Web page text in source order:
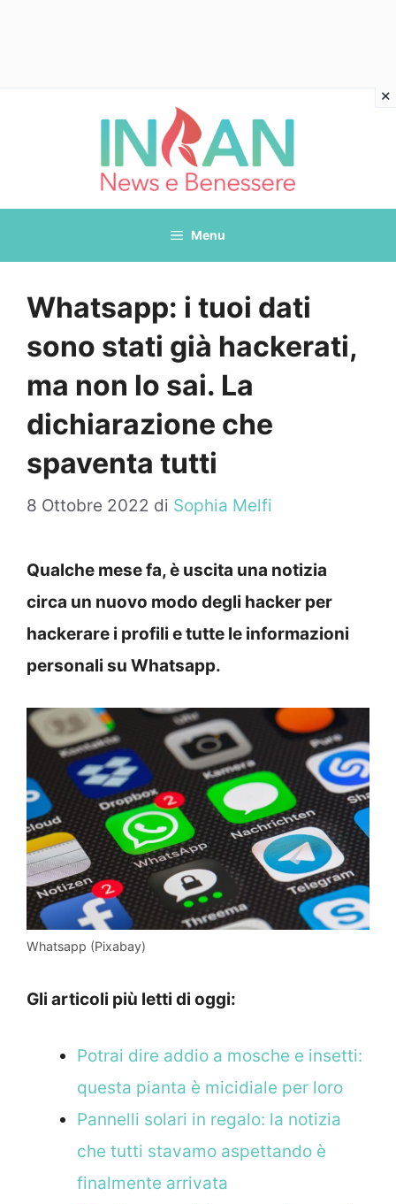
Menu
Whatsapp: i tuoi dati
sono stati già hackerati,
ma non lo sai. La
dichiarazione che
spaventa tutti
8 Ottobre 2022 di Sophia Melfi
Qualche mese fa, è uscita una notizia
circa un nuovo modo degli hacker per
hackerare i profili e tutte le informazioni
personali su Whatsapp.
Whatsapp (Pixabay)
Gli articoli più letti di oggi:
Potrai dire addio a mosche e insetti:
questa pianta è micidiale per loro
Pannelli solari in regalo: la notizia
che tutti stavamo aspettando è
finalmente arrivata